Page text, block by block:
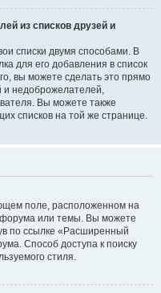
из списков друзей и
списки двумя способами. В
для его добавления в список
вы можете сделать это прямо
и недоброжелателей,
Вы можете также
списков на той же странице.
поле, расположенном на
форума или темы. Вы можете
по ссылке «Расширенный
Способ доступа к поиску
стиля.